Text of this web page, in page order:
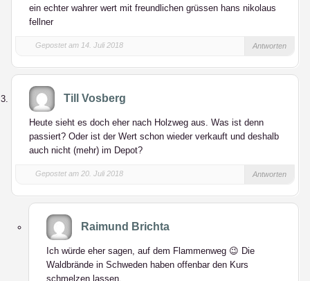
ein echter wahrer wert mit freundlichen grüssen hans nikolaus
fellner
Gepostet am 14. Juli 2018 Antworten
Till Vosberg
Heute sieht es doch eher nach Holzweg aus. Was ist denn
passiert? Oder ist der Wert schon wieder verkauft und deshalb
auch nicht (mehr) im Depot?
Gepostet am 20. Juli 2018 Antworten
Raimund Brichta
Ich würde eher sagen, auf dem Flammenweg 😉 Die
Waldbrände in Schweden haben offenbar den Kurs
schmelzen lassen.